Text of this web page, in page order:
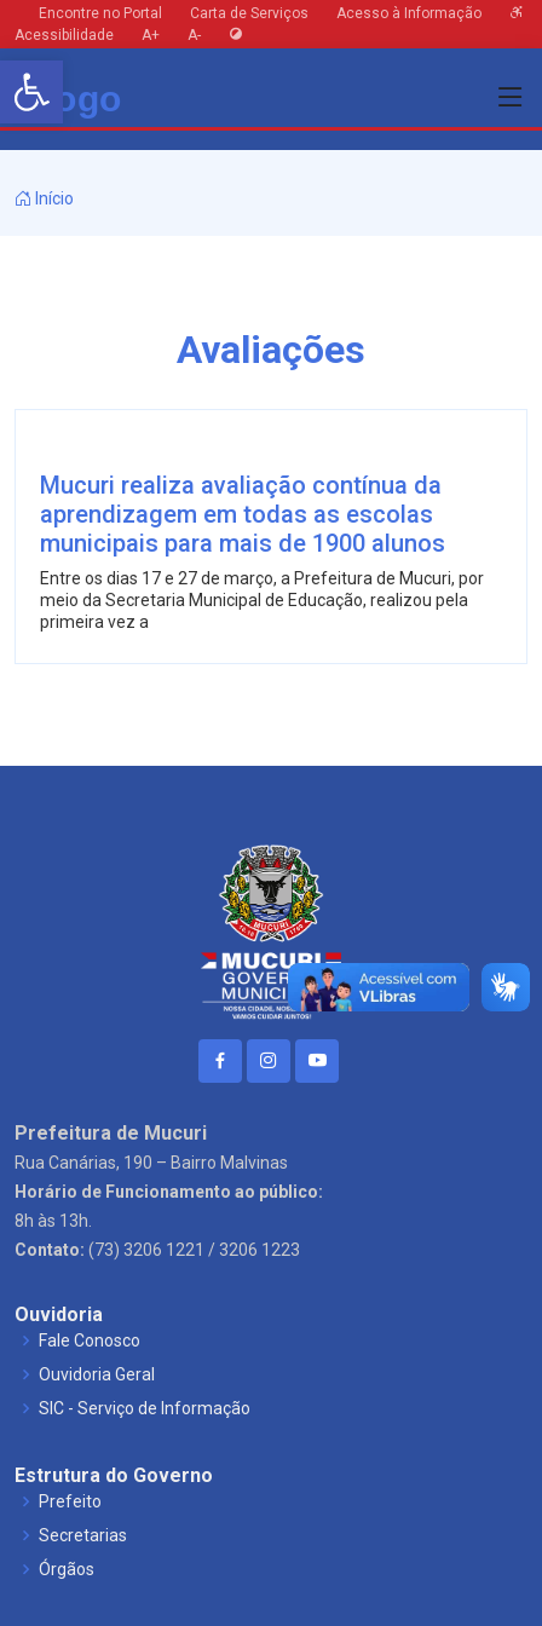
Encontre no Portal Carta de Serviços
Acesso à Informação
Acessibilidade
A+ A-
Início
Avaliações
Mucuri realiza avaliação contínua da
aprendizagem em todas as escolas
municipais para mais de 1900 alunos
Entre os dias 17 e 27 de março, a Prefeitura de Mucuri, por
meio da Secretaria Municipal de Educação, realizou pela
primeira vez a
Prefeitura de Mucuri
Rua Canárias, 190 – Bairro Malvinas
Horário de Funcionamento ao público:
8h às 13h.
Contato: (73) 3206 1221 / 3206 1223
Ouvidoria
Fale Conosco
Ouvidoria Geral
SIC - Serviço de Informação
Estrutura do Governo
Prefeito
Secretarias
Órgãos
Barra de Ferramentas Aberta